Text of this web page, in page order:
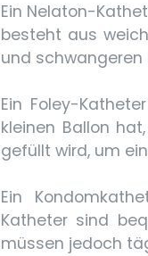
Ein Nelaton-
besteht aus
und schwangeren
Ein Foley-
kleinen Ballon
gefüllt wird, um
Ein
Katheter sind
müssen jedoch